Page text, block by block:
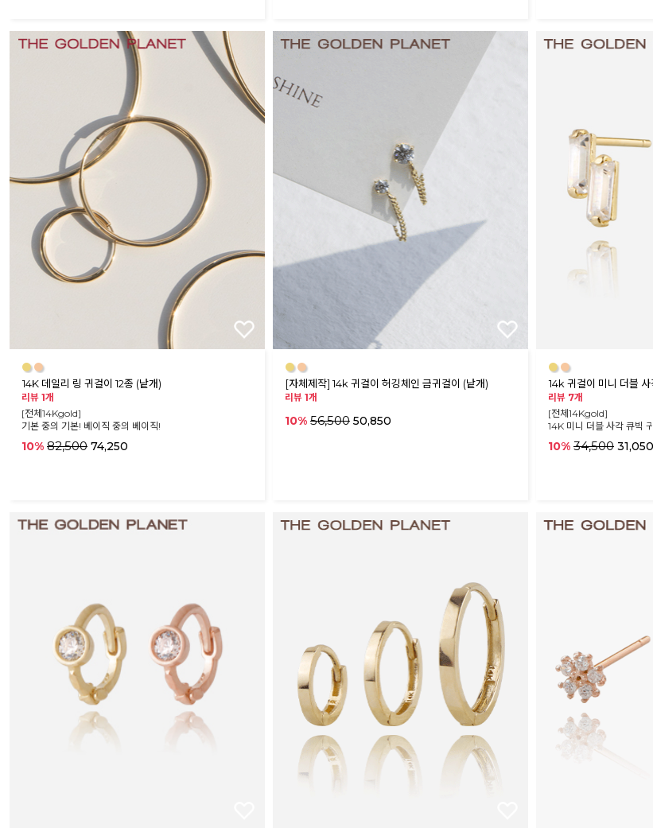
● ●
14K 데일리 링 귀걸이 12종 (낱개)
리뷰 1개
[전체14Kgold]
기본 중의 기본! 베이직 중의 베이직!
10% 82,500 74,250
● ●
[자체제작] 14k 귀걸이 허깅체인 금귀걸이 (낱개)
리뷰 1개
10% 56,500 50,850
● ●
14k 귀걸이 미니 더블
리뷰 7개
[전체14Kgold]
14K 미니 더블 사각 큐빅
10% 34,500 31,050